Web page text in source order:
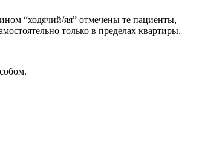
“ходячий/яя” отмечены те пациенты,
только в пределах квартиры.